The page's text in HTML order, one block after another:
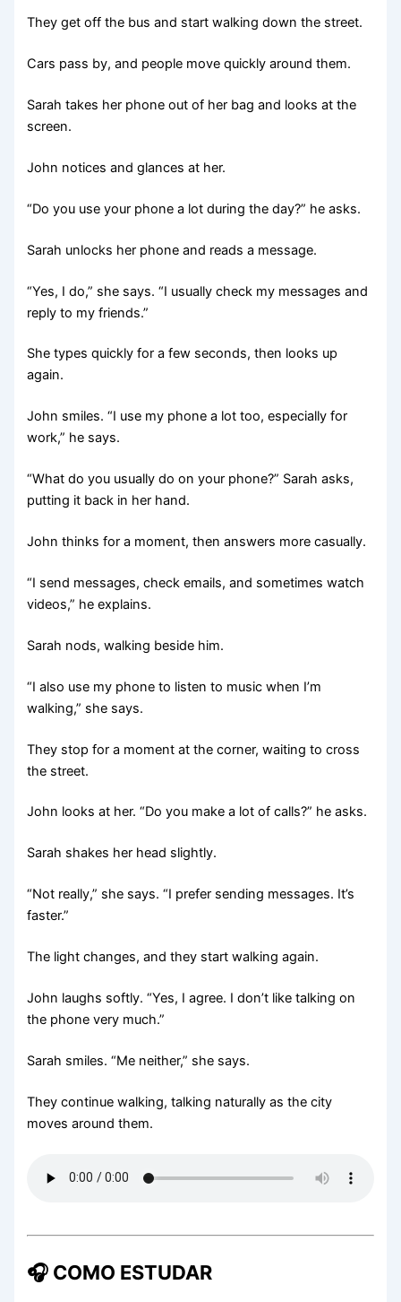
They get off the bus and start walking down the street.
Cars pass by, and people move quickly around them.
Sarah takes her phone out of her bag and looks at the
screen.
John notices and glances at her.
“Do you use your phone a lot during the day?” he asks.
Sarah unlocks her phone and reads a message.
“Yes, I do,” she says. “I usually check my messages and
reply to my friends.”
She types quickly for a few seconds, then looks up
again.
John smiles. “I use my phone a lot too, especially for
work,” he says.
“What do you usually do on your phone?” Sarah asks,
putting it back in her hand.
John thinks for a moment, then answers more casually.
“I send messages, check emails, and sometimes watch
videos,” he explains.
Sarah nods, walking beside him.
“I also use my phone to listen to music when I’m
walking,” she says.
They stop for a moment at the corner, waiting to cross
the street.
John looks at her. “Do you make a lot of calls?” he asks.
Sarah shakes her head slightly.
“Not really,” she says. “I prefer sending messages. It’s
faster.”
The light changes, and they start walking again.
John laughs softly. “Yes, I agree. I don’t like talking on
the phone very much.”
Sarah smiles. “Me neither,” she says.
They continue walking, talking naturally as the city
moves around them.
🎧 COMO ESTUDAR